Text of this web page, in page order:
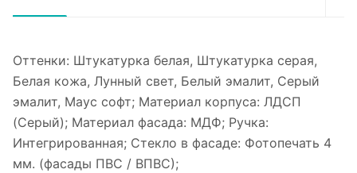
Оттенки: Штукатурка белая, Штукатурка серая,
Белая кожа, Лунный свет, Белый эмалит, Серый
эмалит, Маус софт; Материал корпуса: ЛДСП
(Серый); Материал фасада: МДФ; Ручка:
Интегрированная; Стекло в фасаде: Фотопечать 4
мм. (фасады ПВС / ВПВС);